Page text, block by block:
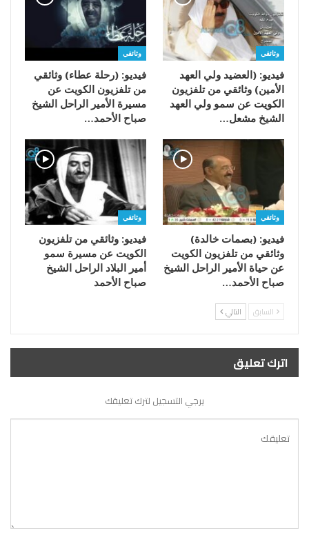
وثائقي
فيديو: (العضيد ولي العهد
الأمين) وثائقي من تلفزيون
الكويت عن سمو ولي العهد
الشيخ مشعل…
وثائقي
فيديو: (رحلة عطاء) وثائقي
من تلفزيون الكويت عن
مسيرة الأمير الراحل الشيخ
صباح الأحمد…
وثائقي
فيديو: (بصمات خالدة)
وثائقي من تلفزيون الكويت
عن حياة الأمير الراحل الشيخ
صباح الأحمد…
وثائقي
فيديو: وثائقي من تلفزيون
الكويت عن مسيرة سمو
أمير البلاد الراحل الشيخ
صباح الأحمد
السابق التالي
اترك تعليق
يرجي التسجيل لترك تعليقك